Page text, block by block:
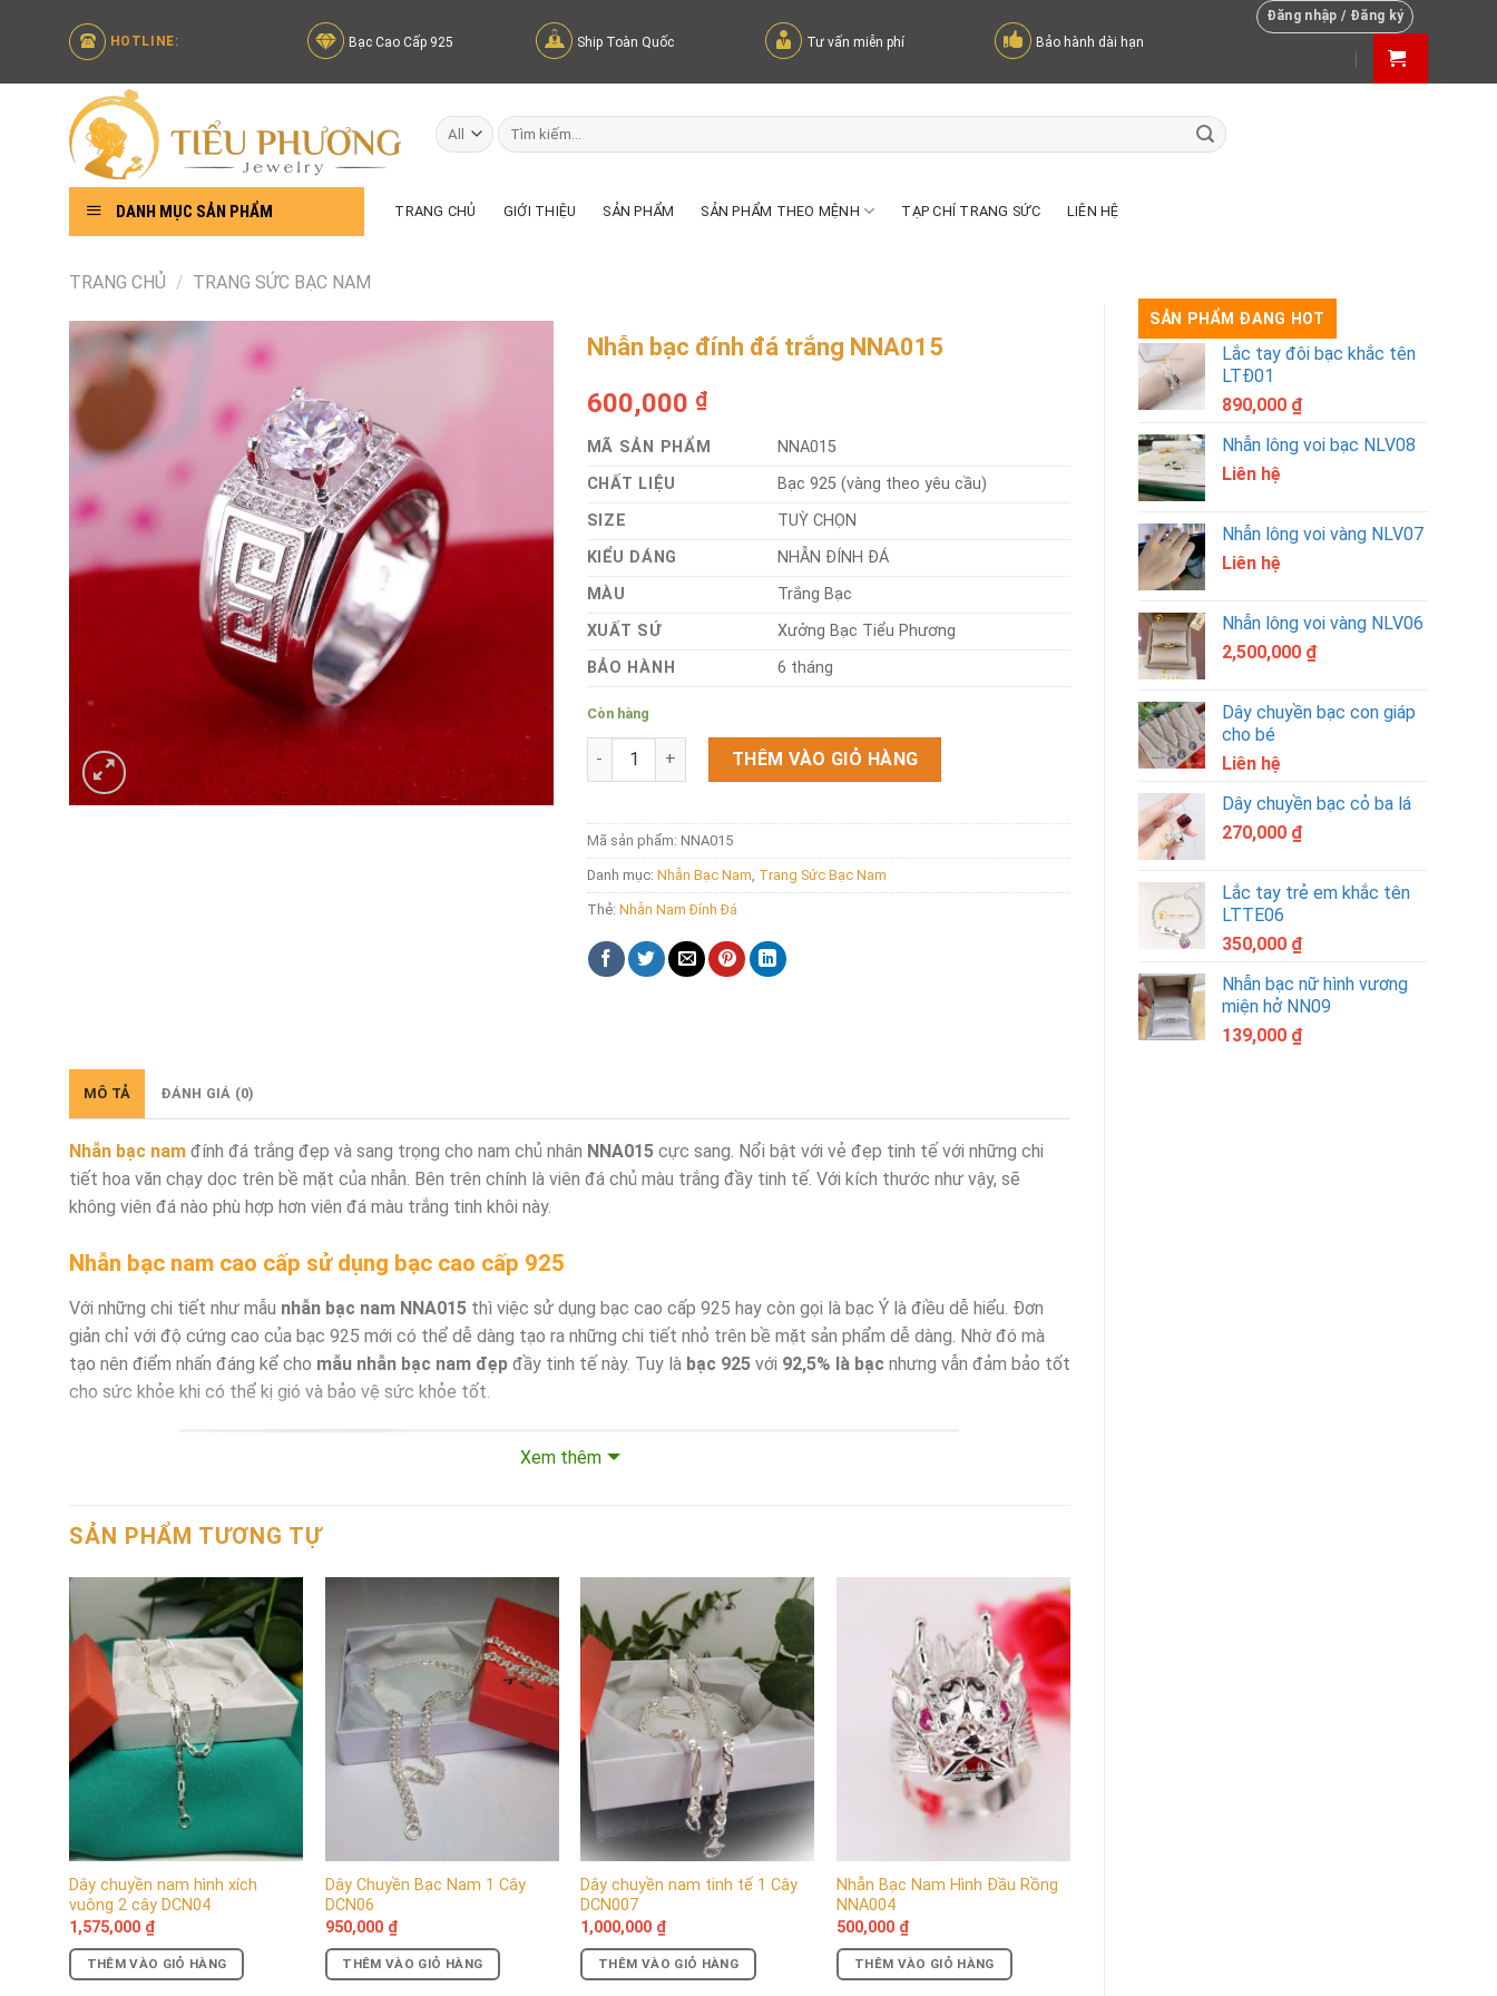
HOTLINE: Bạc Cao Cấp 925 Ship Toàn Quốc Tư vấn miễn phí Bảo hành dài hạn
Đăng nhập / Đăng ký
Tìm
kiếm:
DANH MỤC SẢN PHẨM TRANG CHỦ GIỚI THIỆU SẢN PHẨM SẢN PHẨM THEO MỆNH TẠP CHÍ TRANG SỨC LIÊN HỆ
TRANG CHỦ / TRANG SỨC BẠC NAM
SẢN PHẨM ĐANG HOT
Lắc tay đôi bạc khắc tên
LTĐ01
890,000 ₫
Nhẫn lông voi bạc NLV08
Liên hệ
Nhẫn lông voi vàng NLV07
Liên hệ
Nhẫn lông voi vàng NLV06
2,500,000 ₫
Dây chuyền bạc con giáp
cho bé
Liên hệ
Dây chuyền bạc cỏ ba lá
270,000 ₫
Lắc tay trẻ em khắc tên
LTTE06
350,000 ₫
Nhẫn bạc nữ hình vương
miện hở NN09
139,000 ₫
Nhẫn bạc đính đá trắng NNA015
600,000 ₫
MÃ SẢN PHẨM
NNA015
CHẤT LIỆU
Bạc 925 (vàng theo yêu cầu)
SIZE
TUỲ CHỌN
KIỂU DÁNG
NHẪN ĐÍNH ĐÁ
MÀU
Trắng Bạc
XUẤT SỨ
Xưởng Bạc Tiểu Phương
BẢO HÀNH
6 tháng
Còn hàng
Nhẫn bạc đính đá trắng NNA015 số lượng
THÊM VÀO GIỎ HÀNG
Mã sản phẩm: NNA015
Danh mục: Nhẫn Bạc Nam Trang Sức Bạc Nam
Thẻ: Nhẫn Nam Đính Đá
MÔ TẢ ĐÁNH GIÁ (0)
Nhẫn bạc nam đính đá trắng đẹp và sang trọng cho nam chủ nhân NNA015 cực sang. Nổi bật với vẻ đẹp tinh tế với những chi
tiết hoa văn chạy dọc trên bề mặt của nhẫn. Bên trên chính là viên đá chủ màu trắng đầy tinh tế. Với kích thước như vậy, sẽ
không viên đá nào phù hợp hơn viên đá màu trắng tinh khôi này.
Nhẫn bạc nam cao cấp sử dụng bạc cao cấp 925
Với những chi tiết như mẫu nhẫn bạc nam NNA015 thì việc sử dụng bạc cao cấp 925 hay còn gọi là bạc Ý là điều dễ hiểu. Đơn
giản chỉ với độ cứng cao của bạc 925 mới có thể dễ dàng tạo ra những chi tiết nhỏ trên bề mặt sản phẩm dễ dàng. Nhờ đó mà
tạo nên điểm nhấn đáng kể cho mẫu nhẫn bạc nam đẹp đầy tinh tế này. Tuy là bạc 925 với 92,5% là bạc nhưng vẫn đảm bảo tốt
cho sức khỏe khi có thể kị gió và bảo vệ sức khỏe tốt.
Xem thêm
SẢN PHẨM TƯƠNG TỰ
Dây chuyền nam hình xích
vuông 2 cây DCN04
1,575,000 ₫
THÊM VÀO GIỎ HÀNG
Dây Chuyền Bạc Nam 1 Cây
DCN06
950,000 ₫
THÊM VÀO GIỎ HÀNG
Dây chuyền nam tinh tế 1 Cây
DCN007
1,000,000 ₫
THÊM VÀO GIỎ HÀNG
Nhẫn Bạc Nam Hình Đầu Rồng
NNA004
500,000 ₫
THÊM VÀO GIỎ HÀNG